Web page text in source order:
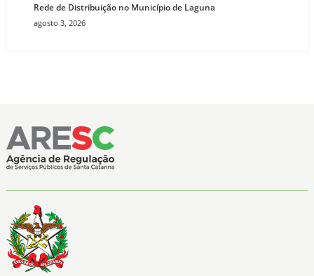
Rede de Distribuição no Município de Laguna
agosto 3, 2026